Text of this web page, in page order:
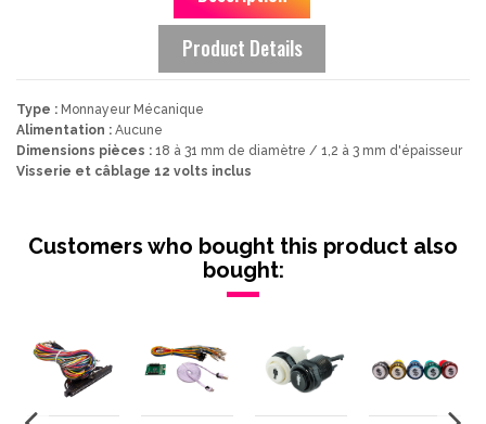
Product Details
Type : Monnayeur Mécanique
Alimentation : Aucune
Dimensions pièces : 18 à 31 mm de diamètre / 1,2 à 3 mm d'épaisseur
Visserie et câblage 12 volts inclus
Customers who bought this product also
bought: